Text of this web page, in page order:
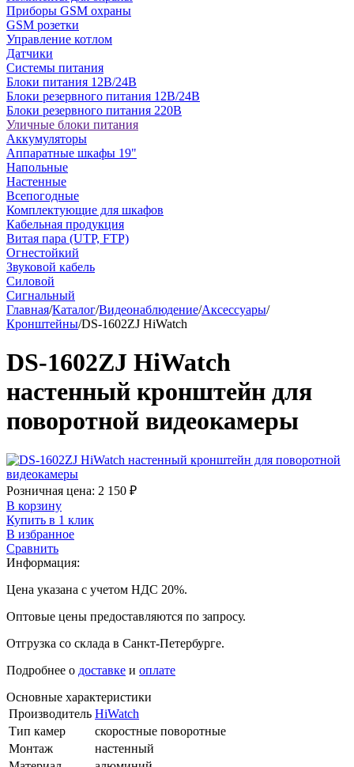
Приборы GSM охраны
GSM розетки
Управление котлом
Датчики
Системы питания
Блоки питания 12В/24В
Блоки резервного питания 12В/24В
Блоки резервного питания 220В
Уличные блоки питания
Аккумуляторы
Аппаратные шкафы 19"
Напольные
Настенные
Всепогодные
Комплектующие для шкафов
Кабельная продукция
Витая пара (UTP, FTP)
Огнестойкий
Звуковой кабель
Силовой
Сигнальный
Главная/Каталог/Видеонаблюдение/Аксессуары/
Кронштейны/DS-1602ZJ HiWatch
DS-1602ZJ HiWatch
настенный кронштейн для
поворотной видеокамеры
Розничная цена: 2 150 ₽
В корзину
Купить в 1 клик
В избранное
Сравнить
Информация:
Цена указана с учетом НДС 20%.
Оптовые цены предоставляются по запросу.
Отгрузка со склада в Санкт-Петербурге.
Подробнее о доставке и оплате
Основные характеристики
Производитель HiWatch
Тип камер
скоростные поворотные
Монтаж
настенный